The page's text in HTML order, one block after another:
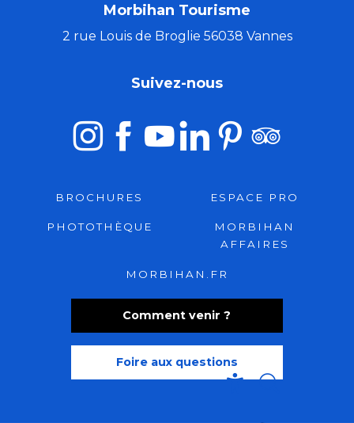
Morbihan Tourisme
2 rue Louis de Broglie 56038 Vannes
Comment venir ?
Foire aux questions
Suivez-nous
BROCHURES ESPACE PRO
PHOTOTHÈQUE
MORBIHAN
AFFAIRES
MORBIHAN.FR